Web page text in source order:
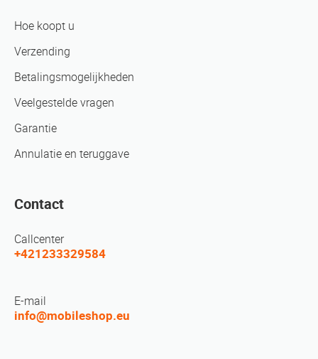
Hoe koopt u
Verzending
Betalingsmogelijkheden
Veelgestelde vragen
Garantie
Annulatie en teruggave
Contact
Callcenter
+421233329584
E-mail
info@mobileshop.eu